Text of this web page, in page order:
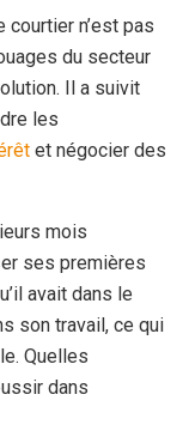
n’est pas
du secteur
Il a suivit
les
et négocier des
mois
ses premières
avait dans le
son travail, ce qui
Quelles
dans